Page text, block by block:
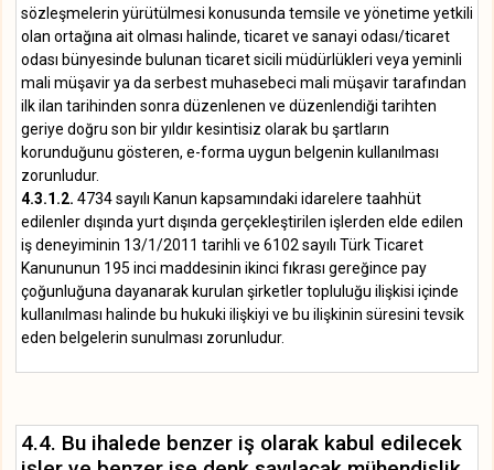
sözleşmelerin yürütülmesi konusunda temsile ve yönetime yetkili
olan ortağına ait olması halinde, ticaret ve sanayi odası/ticaret
odası bünyesinde bulunan ticaret sicili müdürlükleri veya yeminli
mali müşavir ya da serbest muhasebeci mali müşavir tarafından
ilk ilan tarihinden sonra düzenlenen ve düzenlendiği tarihten
geriye doğru son bir yıldır kesintisiz olarak bu şartların
korunduğunu gösteren, e-forma uygun belgenin kullanılması
zorunludur.
4.3.1.2. 4734 sayılı Kanun kapsamındaki idarelere taahhüt
edilenler dışında yurt dışında gerçekleştirilen işlerden elde edilen
iş deneyiminin 13/1/2011 tarihli ve 6102 sayılı Türk Ticaret
Kanununun 195 inci maddesinin ikinci fıkrası gereğince pay
çoğunluğuna dayanarak kurulan şirketler topluluğu ilişkisi içinde
kullanılması halinde bu hukuki ilişkiyi ve bu ilişkinin süresini tevsik
eden belgelerin sunulması zorunludur.
4.4. Bu ihalede benzer iş olarak kabul edilecek